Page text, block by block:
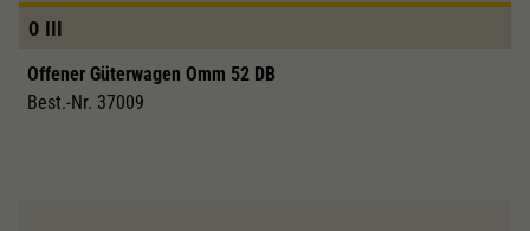
0 III
Offener Güterwagen Omm 52 DB
Best.-Nr. 37009